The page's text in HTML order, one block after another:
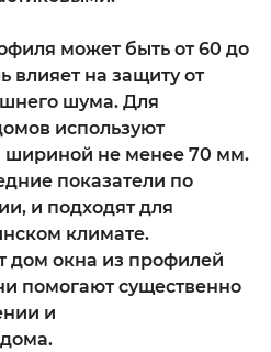
может быть от 60 до
влияет на защиту от
шума. Для
используют
шириной не менее 70 мм.
показатели по
и подходят для
климате.
дом окна из профилей
помогают существенно
и